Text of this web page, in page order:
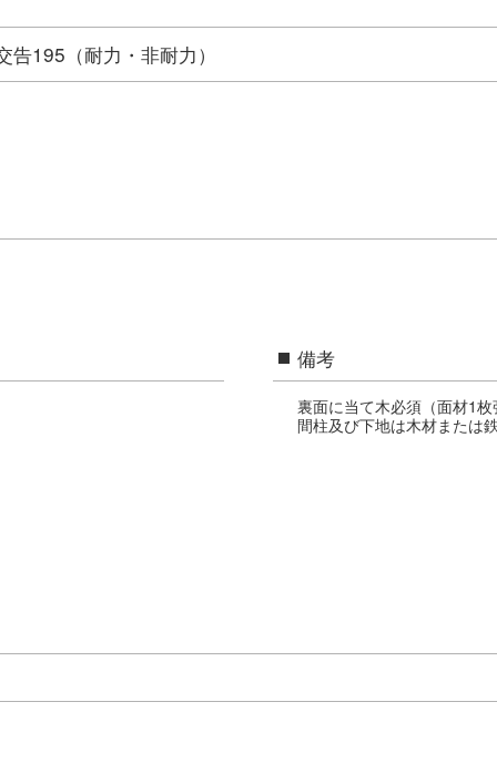
告195（耐力・非耐力）
備考
裏面に当て木必須（面材1枚
間柱及び下地は木材または